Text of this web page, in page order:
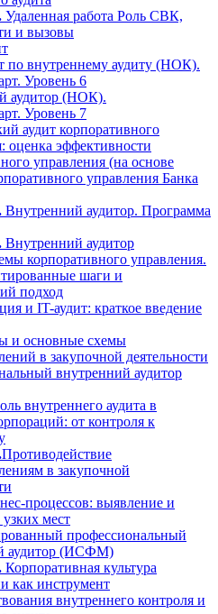
Удаленная работа Роль СВК,
и вызовы
по внутреннему аудиту (НОК).
Уровень 6
аудитор (НОК).
Уровень 7
аудит корпоративного
оценка эффективности
управления (на основе
управления Банка
Внутренний аудитор. Программа
Внутренний аудитор
корпоративного управления.
шаги и
подход
и IT-аудит: краткое введение
и основные схемы
в закупочной деятельности
внутренний аудитор
внутреннего аудита в
от контроля к
Противодействие
в закупочной
процессов: выявление и
мест
профессиональный
аудитор (ИСФМ)
Корпоративная культура
как инструмент
внутреннего контроля и